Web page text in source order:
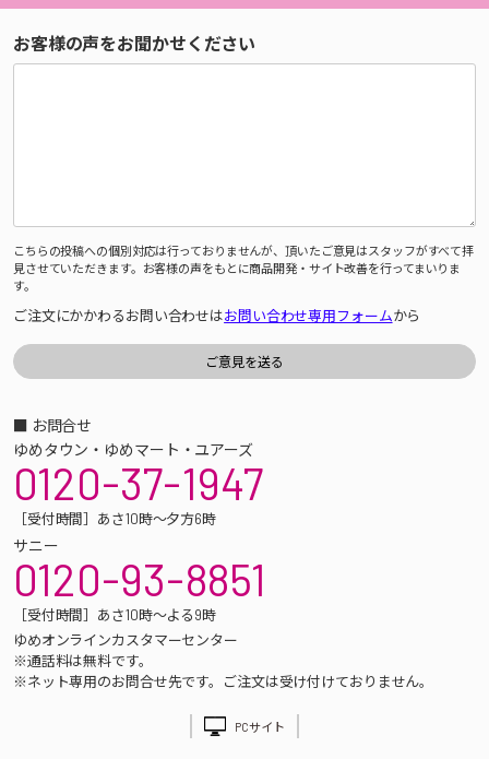
お客様の声をお聞かせください
こちらの投稿への個別対応は行っておりませんが、頂いたご意見はスタッフがすべて拝
見させていただきます。お客様の声をもとに商品開発・サイト改善を行ってまいりま
す。
ご注文にかかわるお問い合わせはお問い合わせ専用フォームから
■ お問合せ
ゆめタウン・ゆめマート・ユアーズ
0120-37-1947
［受付時間］あさ10時～夕方6時
サニー
0120-93-8851
［受付時間］あさ10時～よる9時
ゆめオンラインカスタマーセンター
※通話料は無料です。
※ネット専用のお問合せ先です。ご注文は受け付けておりません。
PCサイト